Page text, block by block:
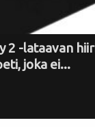
2 -lataavan
joka ei...